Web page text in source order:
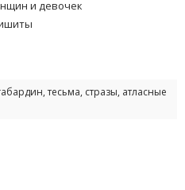
и девочек
тесьма, стразы, атласные